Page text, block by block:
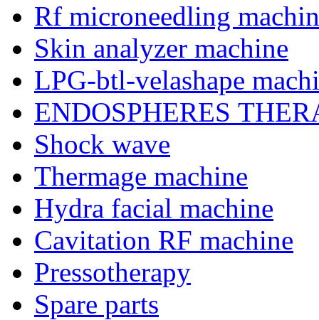
Rf microneedling
Skin analyzer machine
LPG-btl-velashape
ENDOSPHERES
Shock wave
Thermage machine
Hydra facial machine
Cavitation RF machine
Pressotherapy
Spare parts